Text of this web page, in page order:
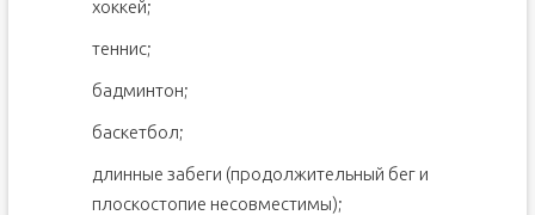
хоккей;
теннис;
бадминтон;
баскетбол;
длинные забеги (продолжительный бег и
плоскостопие несовместимы);